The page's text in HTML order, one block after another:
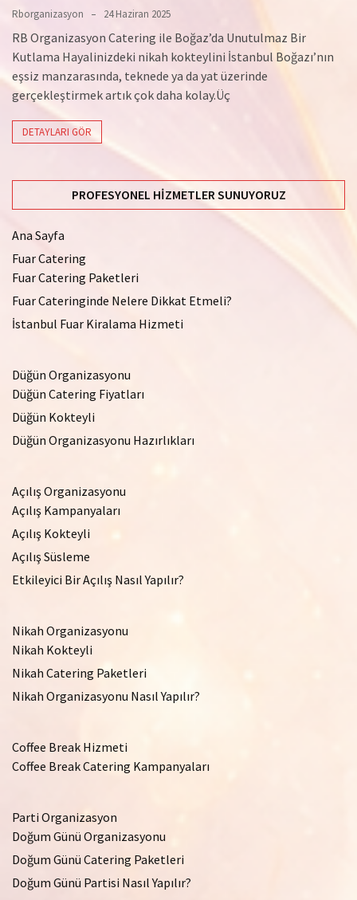
Rborganizasyon 24 Haziran 2025
RB Organizasyon Catering ile Boğaz’da Unutulmaz Bir
Kutlama Hayalinizdeki nikah kokteylini İstanbul Boğazı’nın
eşsiz manzarasında, teknede ya da yat üzerinde
gerçekleştirmek artık çok daha kolay.Üç
DETAYLARI GÖR
PROFESYONEL HIZMETLER SUNUYORUZ
Ana Sayfa
Fuar Catering
Fuar Catering Paketleri
Fuar Cateringinde Nelere Dikkat Etmeli?
İstanbul Fuar Kiralama Hizmeti
Düğün Organizasyonu
Düğün Catering Fiyatları
Düğün Kokteyli
Düğün Organizasyonu Hazırlıkları
Açılış Organizasyonu
Açılış Kampanyaları
Açılış Kokteyli
Açılış Süsleme
Etkileyici Bir Açılış Nasıl Yapılır?
Nikah Organizasyonu
Nikah Kokteyli
Nikah Catering Paketleri
Nikah Organizasyonu Nasıl Yapılır?
Coffee Break Hizmeti
Coffee Break Catering Kampanyaları
Parti Organizasyon
Doğum Günü Organizasyonu
Doğum Günü Catering Paketleri
Doğum Günü Partisi Nasıl Yapılır?